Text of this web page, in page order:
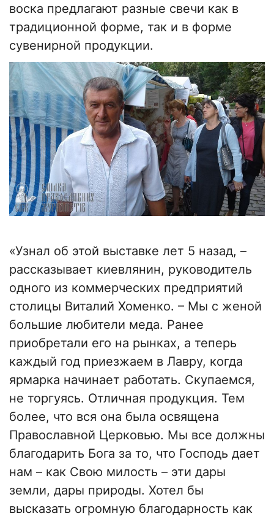
воска предлагают разные свечи как в
традиционной форме, так и в форме
сувенирной продукции.
«Узнал об этой выставке лет 5 назад, –
рассказывает киевлянин, руководитель
одного из коммерческих предприятий
столицы Виталий Хоменко. – Мы с женой
большие любители меда. Ранее
приобретали его на рынках, а теперь
каждый год приезжаем в Лавру, когда
ярмарка начинает работать. Скупаемся,
не торгуясь. Отличная продукция. Тем
более, что вся она была освящена
Православной Церковью. Мы все должны
благодарить Бога за то, что Господь дает
нам – как Свою милость – эти дары
земли, дары природы. Хотел бы
высказать огромную благодарность как